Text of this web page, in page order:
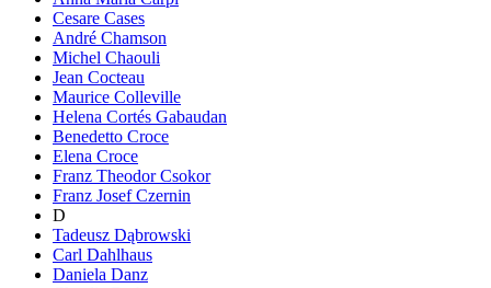
Cesare Cases
André Chamson
Michel Chaouli
Jean Cocteau
Maurice Colleville
Helena Cortés Gabaudan
Benedetto Croce
Elena Croce
Franz Theodor Csokor
Franz Josef Czernin
D
Tadeusz Dąbrowski
Carl Dahlhaus
Daniela Danz